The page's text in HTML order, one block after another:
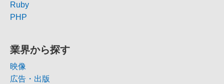
Ruby
PHP
業界から探す
映像
広告・出版